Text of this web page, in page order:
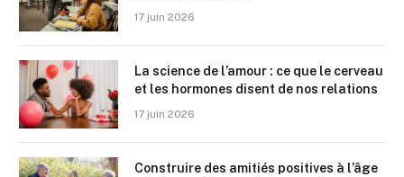
17 juin 2026
La science de l’amour : ce que le cerveau
et les hormones disent de nos relations
17 juin 2026
Construire des amitiés positives à l’âge